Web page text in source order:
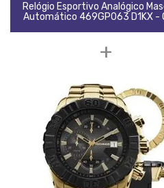
Relógio Esportivo Analógico
Automático 469GP063 D1KX -
+